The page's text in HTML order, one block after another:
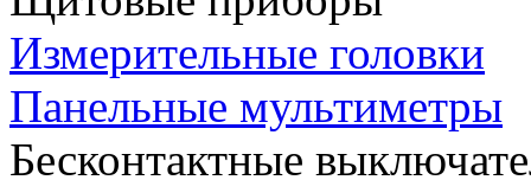
Измерительные головки
Панельные мультиметры
Бесконтактные